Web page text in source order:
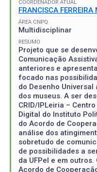
COORDENADOR ATUAL
FRANCISCA FERREIRA
ÁREA CNPQ
Multidisciplinar
RESUMO
Projeto que se
Comunicação
anteriores e
focado nas
do Desenho
dos museus. A ser
CRID/IPLeiria –
Digital do Instituto
do Acordo de
análise dos
sobretudo de
de possibilidades a
da UFPel e em
Acordo de